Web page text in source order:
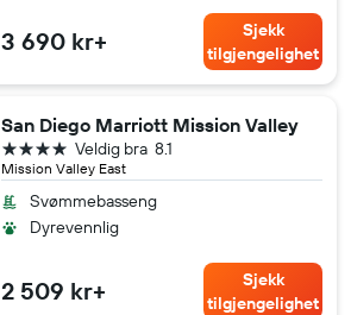
3 690 kr+
Sjekk
tilgjengelighet
San Diego Marriott Mission Valley
Mission Valley East
8.1
Veldig bra
4 stjerner
Svømmebasseng
Dyrevennlig
2 509 kr+
Sjekk
tilgjengelighet